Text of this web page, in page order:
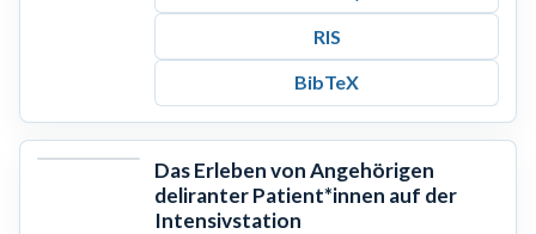
RIS
BibTeX
Das Erleben von Angehörigen
deliranter Patient*innen auf der
Intensivstation